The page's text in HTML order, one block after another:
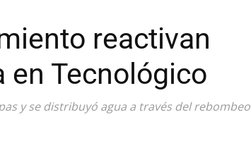
reactivan
en Tecnológico
y se distribuyó agua a través del rebombeo